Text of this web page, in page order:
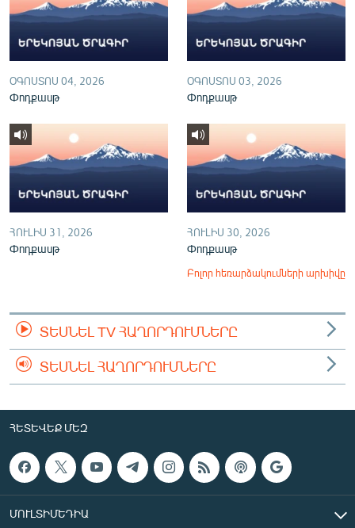
«Ազատության» բոլոր կայքերը
ՕԳՈՍՏՈՍ 04, 2026
Փոդքասթ
ՕԳՈՍՏՈՍ 03, 2026
Փոդքասթ
ՀՈՒԼԻՍ 31, 2026
Փոդքասթ
ՀՈՒԼԻՍ 30, 2026
Փոդքասթ
Բոլոր հեռարձակումների արխիվը
ՏԵՍՆԵԼ TV ՀԱՂՈՐԴՈՒՄՆԵՐԸ
ՏԵՍՆԵԼ ՀԱՂՈՐԴՈՒՄՆԵՐԸ
ՀԵՏԵՎԵՔ ՄԵԶ
ՄՈՒԼՏԻՄԵԴԻԱ